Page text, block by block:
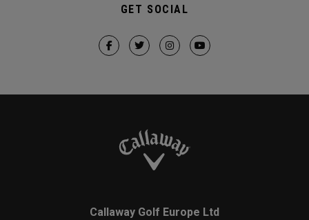
GET SOCIAL
Callaway Golf Europe Ltd